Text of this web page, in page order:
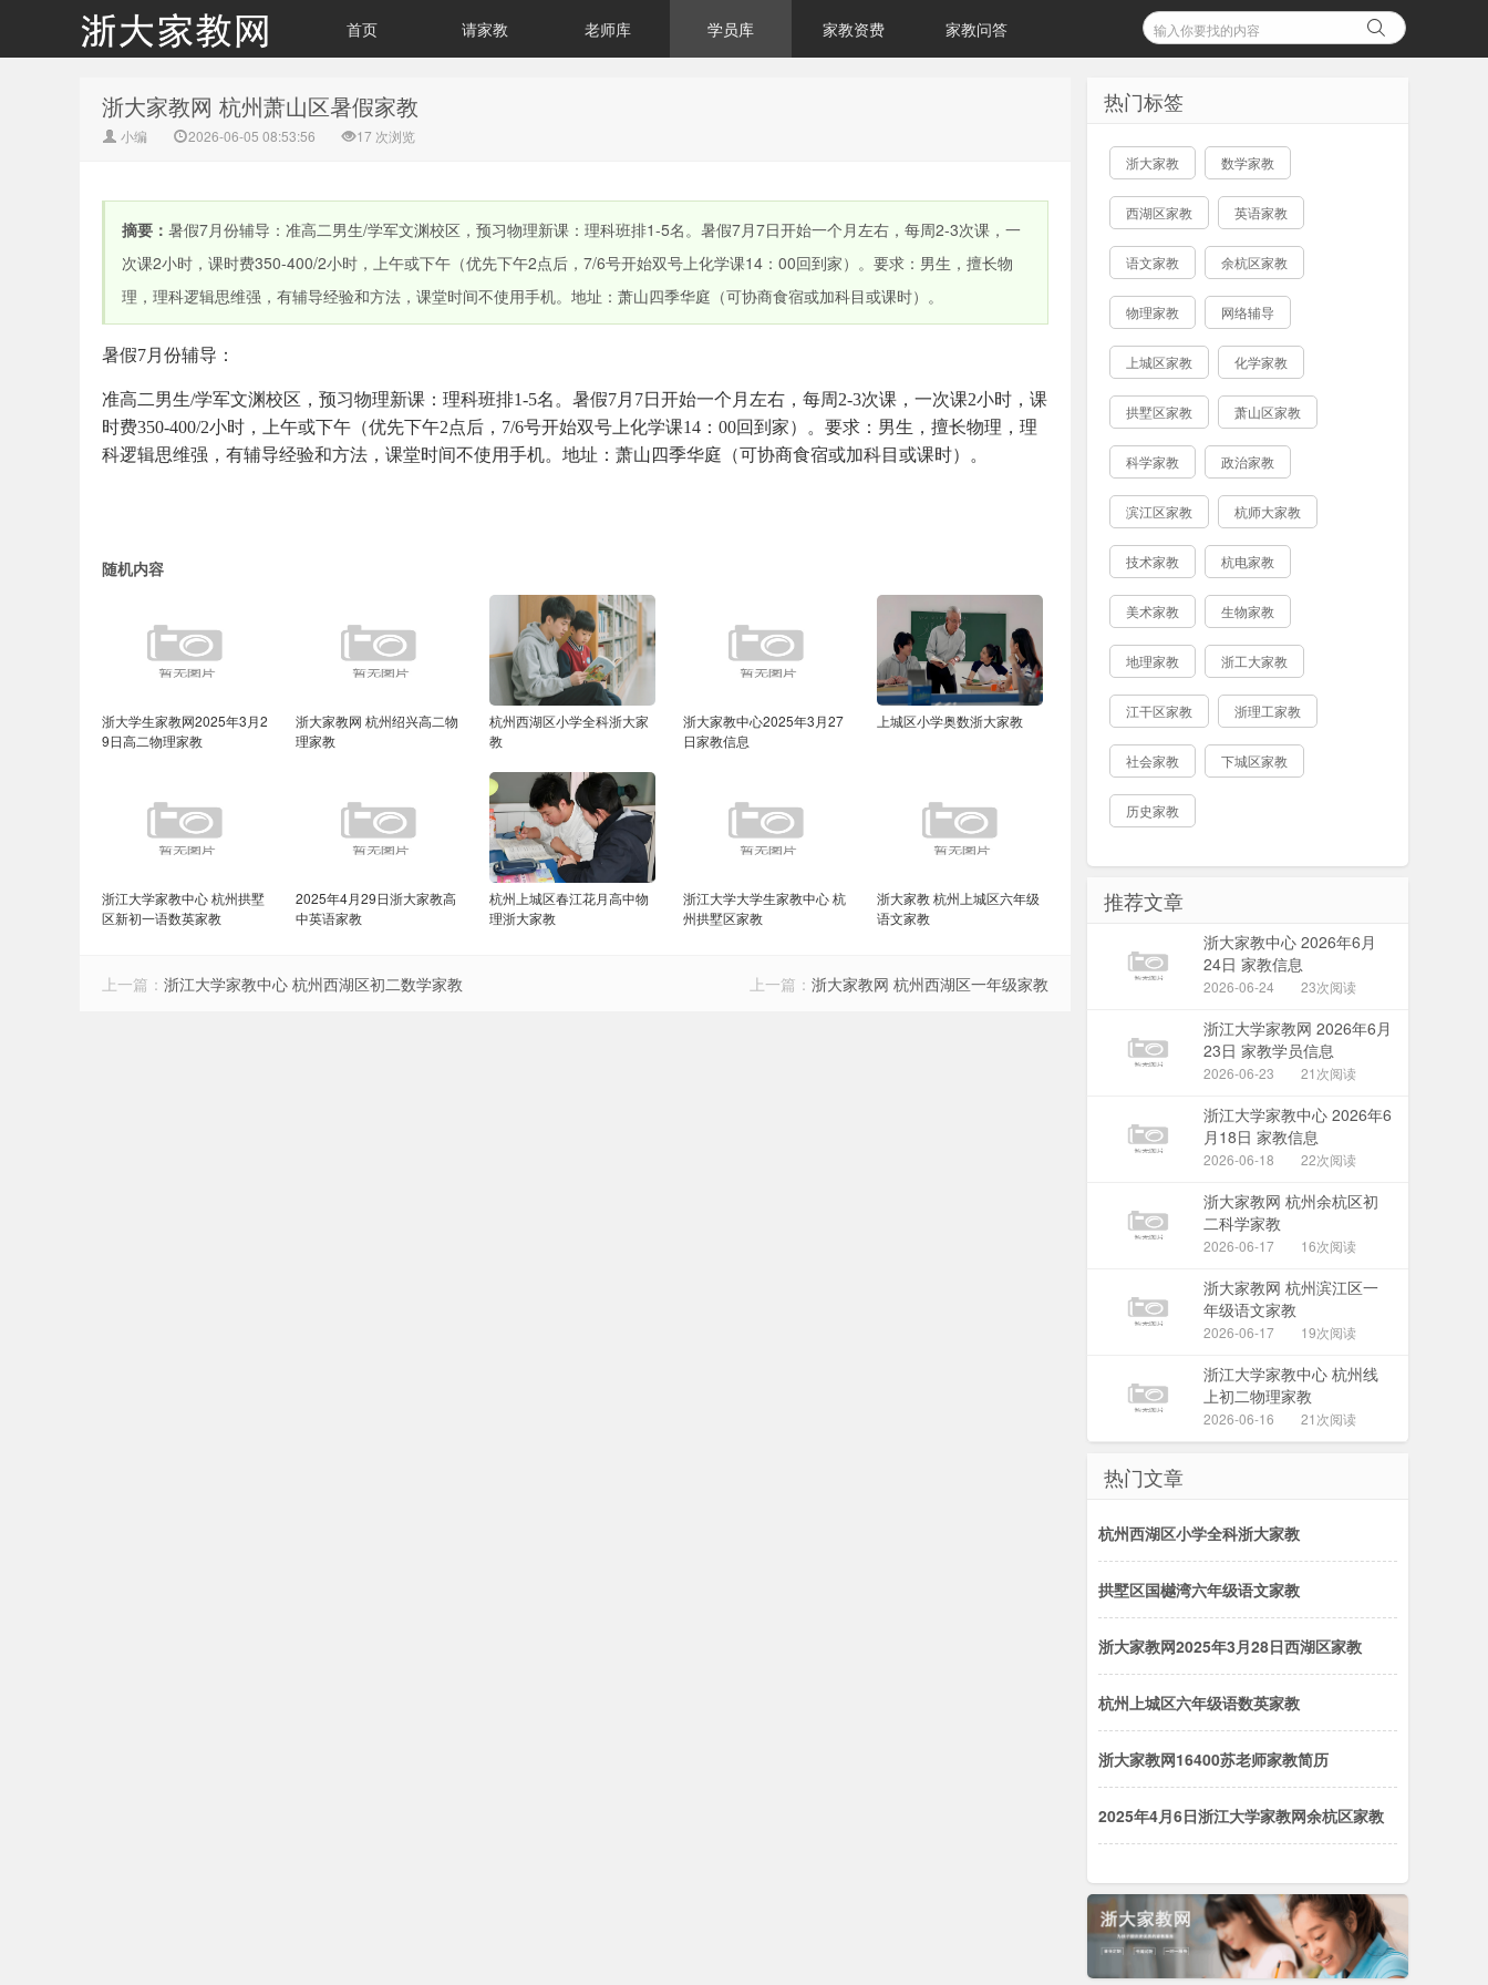
首页 请家教 老师库 学员库 家教资费 家教问答
浙大家教网 杭州萧山区暑假家教
小编 2026-06-05 08:53:56 17 次浏览
摘要： 暑假7月份辅导：准高二男生/学军文渊校区，预习物理新课：理科班排1-5名。暑假7月7日开始一个月左右，每周2-3次课，一
次课2小时，课时费350-400/2小时，上午或下午（优先下午2点后，7/6号开始双号上化学课14：00回到家）。要求：男生，擅长物
理，理科逻辑思维强，有辅导经验和方法，课堂时间不使用手机。地址：萧山四季华庭（可协商食宿或加科目或课时）。
暑假7月份辅导：
准高二男生/学军文渊校区，预习物理新课：理科班排1-5名。暑假7月7日开始一个月左右，每周2-3次课，一次课2小时，课
时费350-400/2小时，上午或下午（优先下午2点后，7/6号开始双号上化学课14：00回到家）。要求：男生，擅长物理，理
科逻辑思维强，有辅导经验和方法，课堂时间不使用手机。地址：萧山四季华庭（可协商食宿或加科目或课时）。
随机内容
浙大学生家教网2025年3月2
9日高二物理家教
浙大家教网 杭州绍兴高二物
理家教
杭州西湖区小学全科浙大家
教
浙大家教中心2025年3月27
日家教信息
上城区小学奥数浙大家教
浙江大学家教中心 杭州拱墅
区新初一语数英家教
2025年4月29日浙大家教高
中英语家教
杭州上城区春江花月高中物
理浙大家教
浙江大学大学生家教中心 杭
州拱墅区家教
浙大家教 杭州上城区六年级
语文家教
上一篇： 浙江大学家教中心 杭州西湖区初二数学家教 上一篇： 浙大家教网 杭州西湖区一年级家教
热门标签
浙大家教 数学家教
西湖区家教 英语家教
语文家教 余杭区家教
物理家教 网络辅导
上城区家教 化学家教
拱墅区家教 萧山区家教
科学家教 政治家教
滨江区家教 杭师大家教
技术家教 杭电家教
美术家教 生物家教
地理家教 浙工大家教
江干区家教 浙理工家教
社会家教 下城区家教
历史家教
推荐文章
浙大家教中心 2026年6月
24日 家教信息
2026-06-24 23次阅读
浙江大学家教网 2026年6月
23日 家教学员信息
2026-06-23 21次阅读
浙江大学家教中心 2026年6
月18日 家教信息
2026-06-18 22次阅读
浙大家教网 杭州余杭区初
二科学家教
2026-06-17 16次阅读
浙大家教网 杭州滨江区一
年级语文家教
2026-06-17 19次阅读
浙江大学家教中心 杭州线
上初二物理家教
2026-06-16 21次阅读
热门文章
杭州西湖区小学全科浙大家教
拱墅区国樾湾六年级语文家教
浙大家教网2025年3月28日西湖区家教
杭州上城区六年级语数英家教
浙大家教网16400苏老师家教简历
2025年4月6日浙江大学家教网余杭区家教